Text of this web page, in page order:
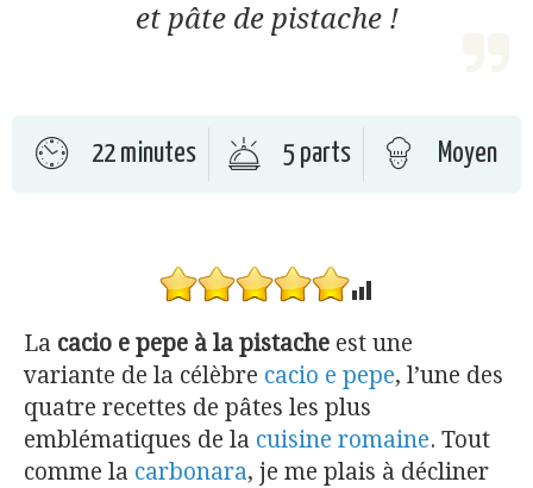
et pâte de pistache !
22 minutes 5 parts Moyen
La cacio e pepe à la pistache est une
variante de la célèbre cacio e pepe, l’une des
quatre recettes de pâtes les plus
emblématiques de la cuisine romaine. Tout
comme la carbonara, je me plais à décliner